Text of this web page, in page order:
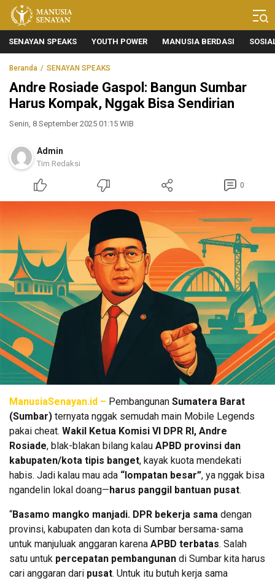
Manusia Senayan
Manusia Bicara, Senayan Bersuara
SENAYAN SPEAKS YOUTH POWER MANUSIA BERDASI
Beranda SENAYAN SPEAKS
Andre Rosiade Gaspol: Bangun Sumbar
Harus Kompak, Nggak Bisa Sendirian
Senin, 8 September 2025 01:15 WIB
Admin
Tim Redaksi
0
ManusiaSenayan.id – Pembangunan Sumatera Barat
(Sumbar) ternyata nggak semudah main Mobile Legends
pakai cheat. Wakil Ketua Komisi VI DPR RI, Andre
Rosiade, blak-blakan bilang kalau APBD provinsi dan
kabupaten/kota tipis banget, kayak kuota mendekati
habis. Jadi kalau mau ada “lompatan besar”, ya nggak bisa
ngandelin lokal doang—harus panggil bantuan pusat.
“Basamo mangko manjadi. DPR bekerja sama dengan
provinsi, kabupaten dan kota di Sumbar bersama-sama
untuk manjuluak anggaran karena APBD terbatas. Salah
satu untuk percepatan pembangunan di Sumbar kita harus
cari anggaran dari pusat. Untuk itu butuh kerja sama